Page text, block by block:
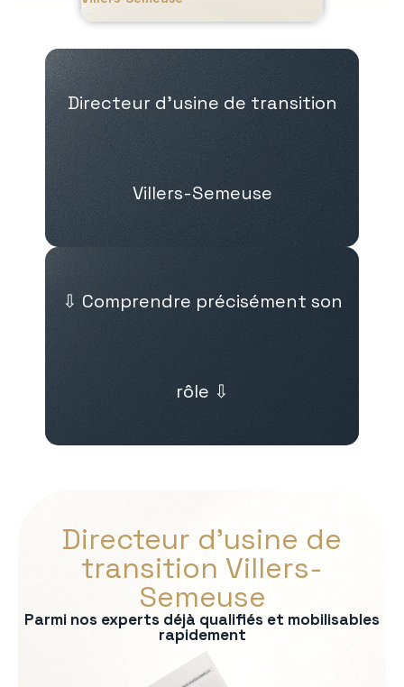
Directeur d’usine de transition
Villers-Semeuse
⇩ Comprendre précisément son
rôle ⇩
Directeur d’usine de
transition Villers-
Semeuse
Parmi nos experts déjà qualifiés et mobilisables
rapidement